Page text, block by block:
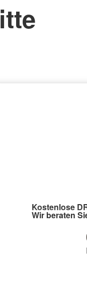
Kostenlose
Wir beraten